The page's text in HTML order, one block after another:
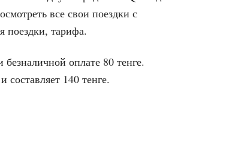
все свои поездки с
поездки, тарифа.
безналичной оплате 80 тенге.
140 тенге.